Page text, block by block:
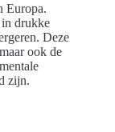
Europa.
in drukke
Deze
ook de
zijn.